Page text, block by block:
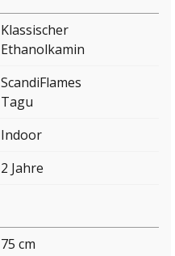
Klassischer
Ethanolkamin
ScandiFlames
Tagu
Indoor
2 Jahre
75 cm